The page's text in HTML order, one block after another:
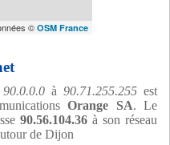
© OSM France
90.0.0.0 à 90.71.255.255 est
Orange SA. Le
90.56.104.36 à son réseau
de Dijon